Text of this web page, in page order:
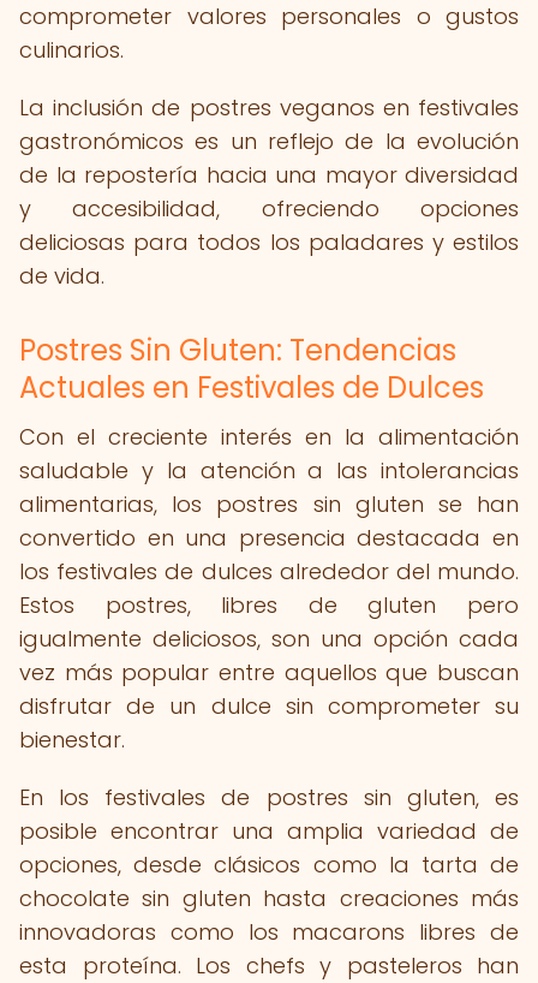
comprometer valores personales o gustos
culinarios.
La inclusión de postres veganos en festivales
gastronómicos es un reflejo de la evolución
de la repostería hacia una mayor diversidad
y accesibilidad, ofreciendo opciones
deliciosas para todos los paladares y estilos
de vida.
Postres Sin Gluten: Tendencias
Actuales en Festivales de Dulces
Con el creciente interés en la alimentación
saludable y la atención a las intolerancias
alimentarias, los postres sin gluten se han
convertido en una presencia destacada en
los festivales de dulces alrededor del mundo.
Estos postres, libres de gluten pero
igualmente deliciosos, son una opción cada
vez más popular entre aquellos que buscan
disfrutar de un dulce sin comprometer su
bienestar.
En los festivales de postres sin gluten, es
posible encontrar una amplia variedad de
opciones, desde clásicos como la tarta de
chocolate sin gluten hasta creaciones más
innovadoras como los macarons libres de
esta proteína. Los chefs y pasteleros han